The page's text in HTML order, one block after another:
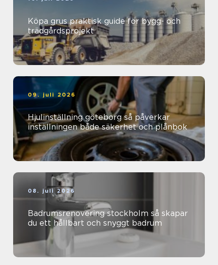
Köpa grus praktisk guide för bygg- och
trädgårdsprojekt
09. juli 2026
Hjulinställning göteborg så påverkar
inställningen både säkerhet och plånbok
08. juli 2026
Badrumsrenovering stockholm så skapar
du ett hållbart och snyggt badrum